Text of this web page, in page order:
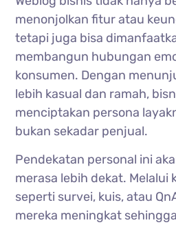
menonjolkan fitur atau
tetapi juga bisa
membangun hubungan
konsumen. Dengan
lebih kasual dan ramah,
menciptakan persona
bukan sekadar penjual.
Pendekatan personal ini
merasa lebih dekat.
seperti survei, kuis, atau
mereka meningkat